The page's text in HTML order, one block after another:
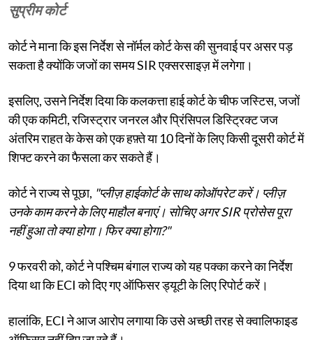
सुप्रीम कोर्ट
कोर्ट ने माना कि इस निर्देश से नॉर्मल कोर्ट केस की सुनवाई पर असर पड़
सकता है क्योंकि जजों का समय SIR एक्सरसाइज़ में लगेगा।
इसलिए, उसने निर्देश दिया कि कलकत्ता हाई कोर्ट के चीफ जस्टिस, जजों
की एक कमिटी, रजिस्ट्रार जनरल और प्रिंसिपल डिस्ट्रिक्ट जज
अंतरिम राहत के केस को एक हफ़्ते या 10 दिनों के लिए किसी दूसरी कोर्ट में
शिफ्ट करने का फैसला कर सकते हैं।
कोर्ट ने राज्य से पूछा, "प्लीज़ हाईकोर्ट के साथ कोऑपरेट करें। प्लीज़
उनके काम करने के लिए माहौल बनाएं। सोचिए अगर SIR प्रोसेस पूरा
नहीं हुआ तो क्या होगा। फिर क्या होगा?"
9 फरवरी को, कोर्ट ने पश्चिम बंगाल राज्य को यह पक्का करने का निर्देश
दिया था कि ECI को दिए गए ऑफिसर ड्यूटी के लिए रिपोर्ट करें।
हालांकि, ECI ने आज आरोप लगाया कि उसे अच्छी तरह से क्वालिफाइड